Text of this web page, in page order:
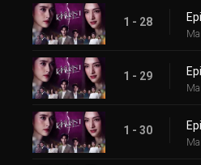
1 - 28
1 - 29
1 - 30